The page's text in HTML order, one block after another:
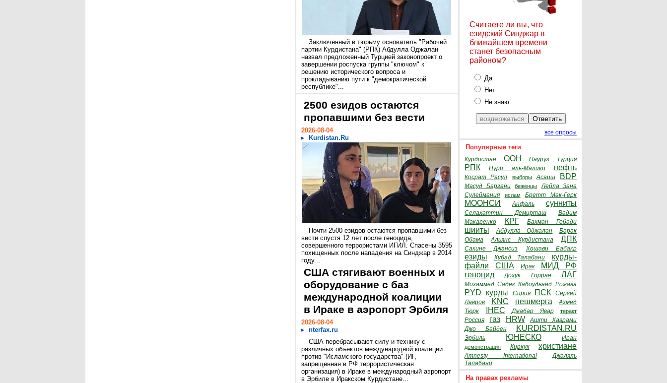
Заключенный в тюрьму основатель "Рабочей
партии Курдистана" (РПК) Абдулла Оджалан
назвал предложенный Турцией законопроект о
завершении роспуска группы "ключом" к
решению исторического вопроса и
прокладыванию пути к "демократической
республике"...
2500 езидов остаются
пропавшими без вести
2026-08-04
Kurdistan.Ru
Почти 2500 езидов остаются пропавшими без
вести спустя 12 лет после геноцида,
совершенного террористами ИГИЛ. Спасены 3595
похищенных после нападения на Синджар в 2014
году...
США стягивают военных и
оборудование с баз
международной коалиции
в Ираке в аэропорт Эрбиля
2026-08-04
nterfax.ru
США перебрасывают силу и технику с
различных объектов международной коалиции
против "Исламского государства" (ИГ,
запрещенная в РФ террористическая
организация) в Ираке в международный аэропорт
в Эрбиле в Иракском Курдистане...
Считаете ли вы, что
езидский Синджар в
ближайшем времени
станет безопасным
районом?
Да
Нет
Не знаю
все опросы
Популярные теги
Курдистан ООН Науруз Турция
РПК Нури аль-Малики нефть
Косрат Расул выборы Асаиш BDP
Масуд Барзани беженцы
Лейла Зана
Сулеймания
ислам Бретт Мак-Герк
МООНСИ Анфаль сунниты
Селахаттин Демирташ
Вадим
Макаренко
КРГ Бахман Гобади
шииты Абдулла Оджалан
Барак
Обама
Альянс Курдистана ДПК
Сакине Джансиз Хошави Бабакр
езиды Кубад Талабани
курды-
файли
США Ирак
МИД РФ
геноцид
Дохук Горран ЛАГ
Мохаммед Садек Кабоудванд Рожава
PYD курды Сирия ПСК
Сергей
Лавров
KNC пешмерга
Ахмед
Тюрк
IHEC Джабар Явар теракт
Россия газ HRW
Ашти Хаврами
Джо Байден
KURDISTAN.RU
Эрбиль ЮНЕСКО Иран
демонстрация Киркук христиане
Amnesty International
Джаляль
Талабани
На правах рекламы